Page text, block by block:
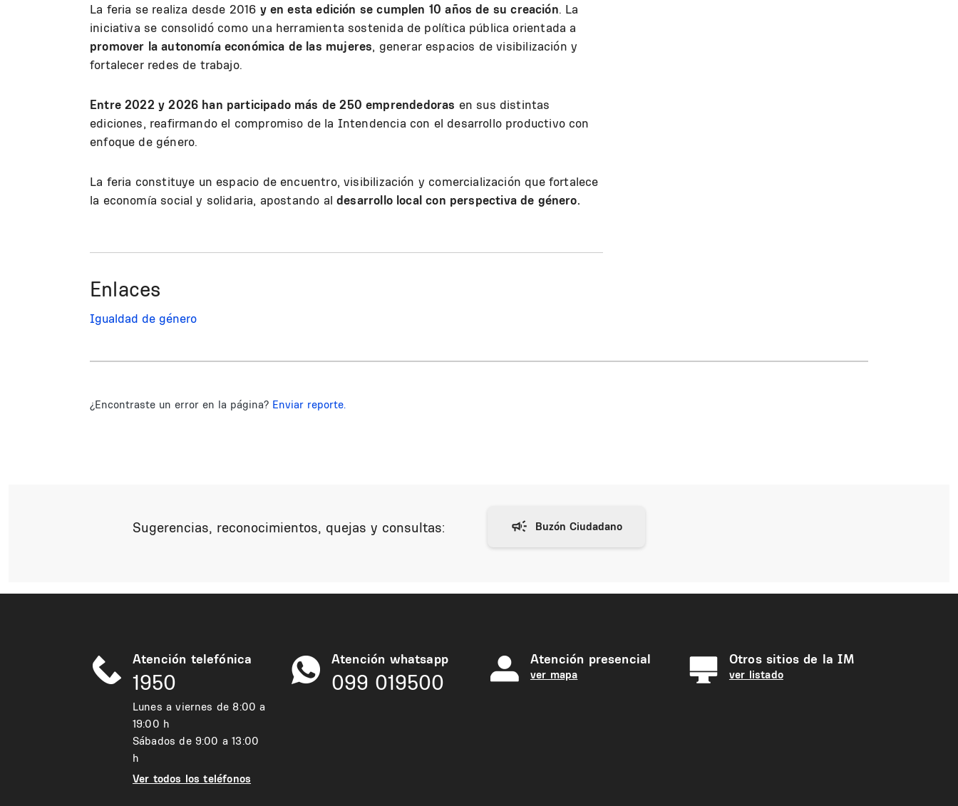
La feria se realiza desde 2016 y en esta edición se cumplen 10 años de su creación. La
iniciativa se consolidó como una herramienta sostenida de política pública orientada a
promover la autonomía económica de las mujeres, generar espacios de visibilización y
fortalecer redes de trabajo.
Entre 2022 y 2026 han participado más de 250 emprendedoras en sus distintas
ediciones, reafirmando el compromiso de la Intendencia con el desarrollo productivo con
enfoque de género.
La feria constituye un espacio de encuentro, visibilización y comercialización que fortalece
la economía social y solidaria, apostando aldesarrollo local con perspectiva de género.
Enlaces
Igualdad de género
¿Encontraste un error en la página? Enviar reporte.
Sugerencias, reconocimientos, quejas y consultas:
Atención telefónica
1950
Lunes a viernes de 8:00 a
19:00 h
Sábados de 9:00 a 13:00
h
Ver todos los teléfonos
Atención whatsapp
099 019500
Atención presencial
ver mapa
Otros sitios de la IM
ver listado